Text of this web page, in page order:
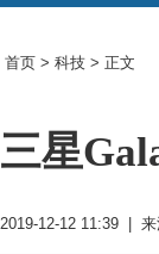
首页 > 科技 > 正文
三星
2019-12-12 11:39 |